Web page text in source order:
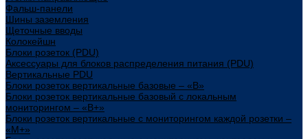
Фальш-панели
Шины заземления
Щеточные вводы
Колокейшн
Блоки розеток (PDU)
Аксессуары для блоков распределения питания (PDU)
Вертикальные PDU
Блоки розеток вертикальные базовые – «В»
Блоки розеток вертикальные базовый с локальным
мониторингом – «В+»
Блоки розеток вертикальные с мониторингом каждой розетки –
«М+»